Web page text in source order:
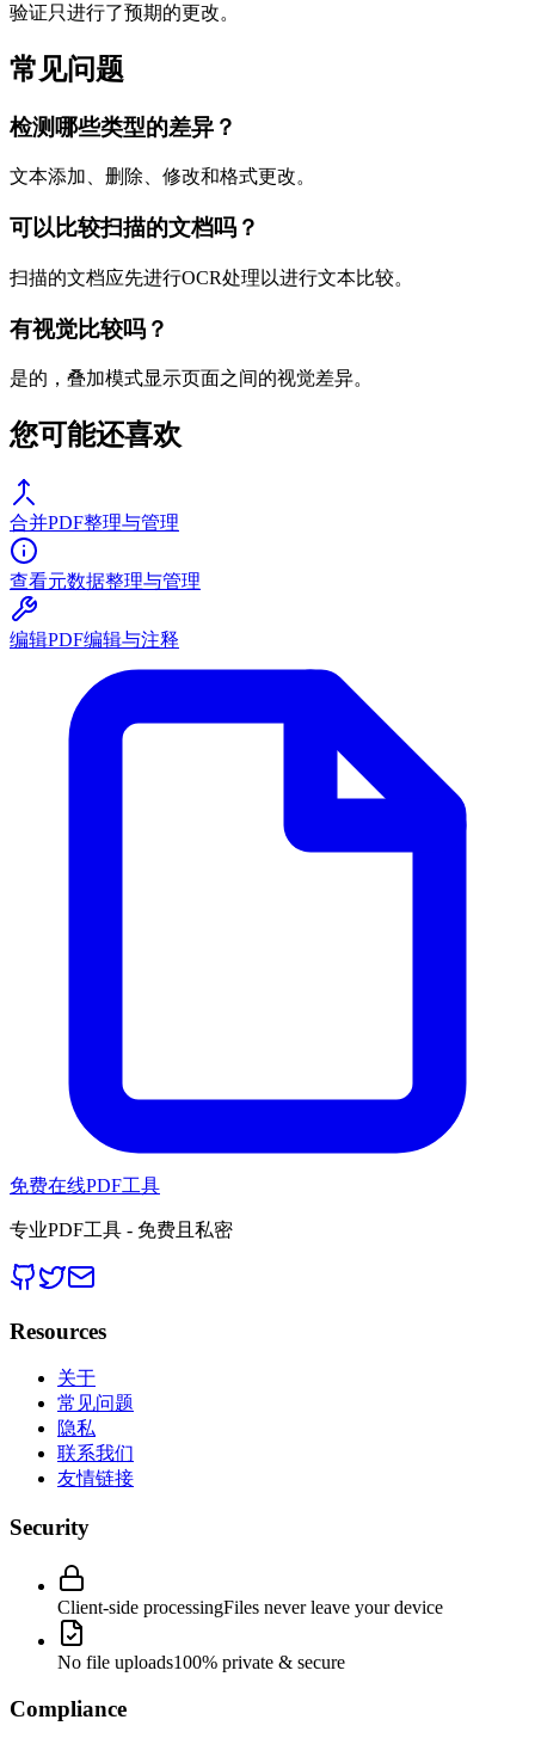
验证只进行了预期的更改。
常见问题
检测哪些类型的差异？
文本添加、删除、修改和格式更改。
可以比较扫描的文档吗？
扫描的文档应先进行OCR处理以进行文本比较。
有视觉比较吗？
是的，叠加模式显示页面之间的视觉差异。
您可能还喜欢
合并PDF整理与管理
查看元数据整理与管理
编辑PDF编辑与注释
免费在线PDF工具
专业PDF工具 - 免费且私密
Resources
关于
常见问题
隐私
联系我们
友情链接
Security
Client-side processingFiles never leave your device
No file uploads100% private & secure
Compliance